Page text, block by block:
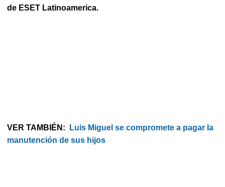
de ESET Latinoamerica.
VER TAMBIÉN:
Luis Miguel se compromete a pagar la
manutención de sus hijos